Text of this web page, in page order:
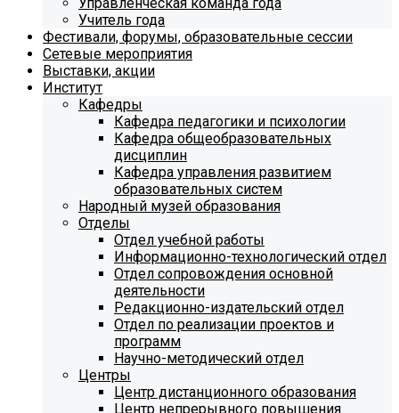
Учитель года
Фестивали, форумы, образовательные сессии
Сетевые мероприятия
Выставки, акции
Институт
Кафедры
Кафедра педагогики и психологии
Кафедра общеобразовательных
дисциплин
Кафедра управления развитием
образовательных систем
Народный музей образования
Отделы
Отдел учебной работы
Информационно-технологический отдел
Отдел сопровождения основной
деятельности
Редакционно-издательский отдел
Отдел по реализации проектов и
программ
Научно-методический отдел
Центры
Центр дистанционного образования
Центр непрерывного повышения